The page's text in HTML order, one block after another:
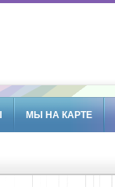
МЫ НА КАРТЕ